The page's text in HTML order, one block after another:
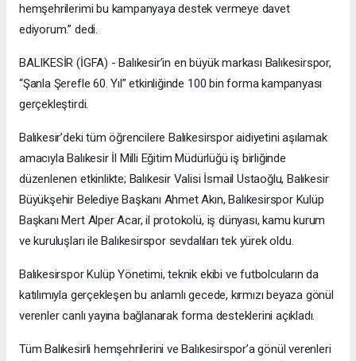
hemşehrilerimi bu kampanyaya destek vermeye davet
ediyorum.” dedi.
BALIKESİR (İGFA) - Balıkesir’in en büyük markası Balıkesirspor,
“Şanla Şerefle 60. Yıl” etkinliğinde 100 bin forma kampanyası
gerçekleştirdi.
Balıkesir’deki tüm öğrencilere Balıkesirspor aidiyetini aşılamak
amacıyla Balıkesir İl Milli Eğitim Müdürlüğü iş birliğinde
düzenlenen etkinlikte; Balıkesir Valisi İsmail Ustaoğlu, Balıkesir
Büyükşehir Belediye Başkanı Ahmet Akın, Balıkesirspor Kulüp
Başkanı Mert Alper Acar, il protokolü, iş dünyası, kamu kurum
ve kuruluşları ile Balıkesirspor sevdalıları tek yürek oldu.
Balıkesirspor Kulüp Yönetimi, teknik ekibi ve futbolcuların da
katılımıyla gerçekleşen bu anlamlı gecede, kırmızı beyaza gönül
verenler canlı yayına bağlanarak forma desteklerini açıkladı.
Tüm Balıkesirli hemşehrilerini ve Balıkesirspor’a gönül verenleri